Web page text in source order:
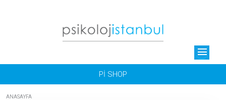
menu
Pİ SHOP
ANASAYFA